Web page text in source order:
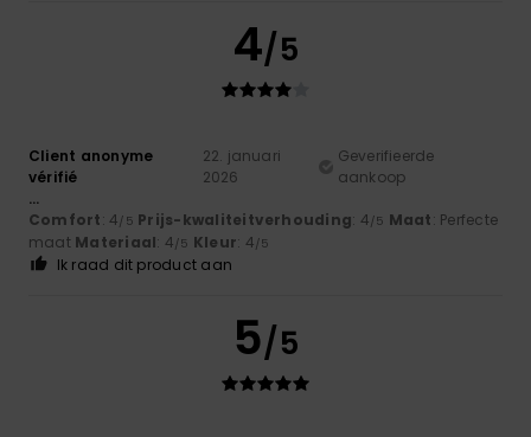
4/5
Client anonyme
vérifié
22. januari
2026
Geverifieerde
aankoop
...
Comfort: 4/5 Prijs-kwaliteitverhouding: 4/5 Maat: Perfecte
maat Materiaal: 4/5 Kleur: 4/5
Ik raad dit product aan
5/5